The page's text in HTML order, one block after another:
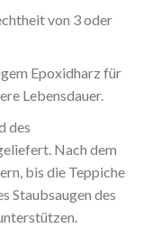
von 3 oder
Epoxidharz für
Lebensdauer.
des
Nach dem
bis die Teppiche
Staubsaugen des